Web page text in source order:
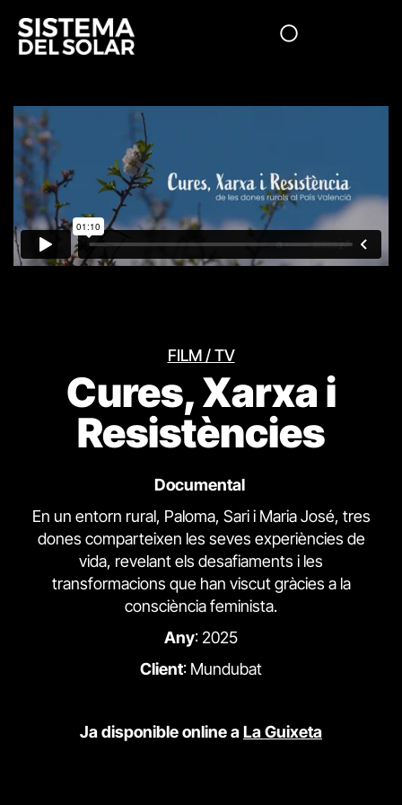
FILM / TV
Cures, Xarxa i
Resistències
Documental
En un entorn rural, Paloma, Sari i Maria José, tres
dones comparteixen les seves experiències de
vida, revelant els desafiaments i les
transformacions que han viscut gràcies a la
consciència feminista.
Any: 2025
Client: Mundubat
Ja disponible online aLa Guixeta